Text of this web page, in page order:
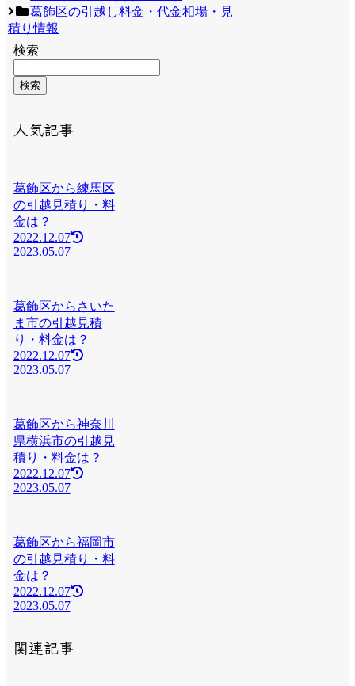
葛飾区の引越し料金・代金相場・見
積り情報
検索
検索
人気記事
葛飾区から練馬区
の引越見積り・料
金は？
2022.12.07
2023.05.07
葛飾区からさいた
ま市の引越見積
り・料金は？
2022.12.07
2023.05.07
葛飾区から神奈川
県横浜市の引越見
積り・料金は？
2022.12.07
2023.05.07
葛飾区から福岡市
の引越見積り・料
金は？
2022.12.07
2023.05.07
関連記事